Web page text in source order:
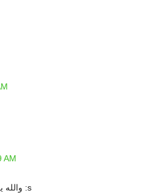
AM
والله يعينك على الكحة والنشلة :s